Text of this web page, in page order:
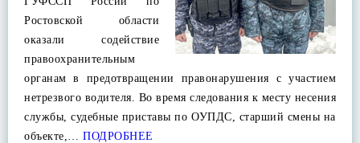
Ростовской области
оказали содействие
правоохранительным
органам в предотвращении правонарушения с участием
нетрезвого водителя. Во время следования к месту несения
службы, судебные приставы по ОУПДС, старший смены на
объекте,… ПОДРОБНЕЕ